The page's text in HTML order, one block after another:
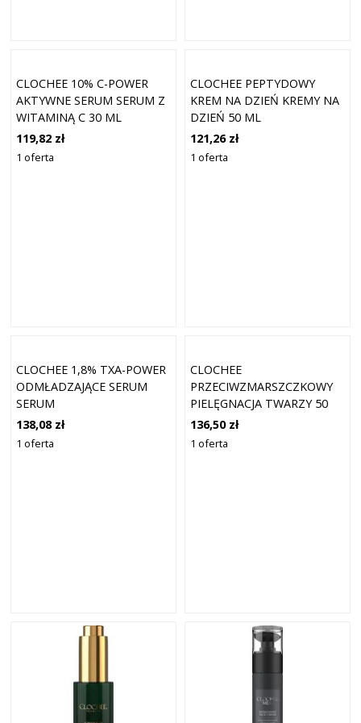
CLOCHEE 10% C-POWER
AKTYWNE SERUM SERUM Z
WITAMINĄ C 30 ML
119,82 zł
1 oferta
CLOCHEE PEPTYDOWY
KREM NA DZIEŃ KREMY NA
DZIEŃ 50 ML
121,26 zł
1 oferta
CLOCHEE 1,8% TXA-POWER
ODMŁADZAJĄCE SERUM
SERUM
PRZECIWZMARSZCZKOWE
30 ML
138,08 zł
1 oferta
CLOCHEE
PRZECIWZMARSZCZKOWY
PIELĘGNACJA TWARZY 50
ML MĘSKIE
136,50 zł
1 oferta